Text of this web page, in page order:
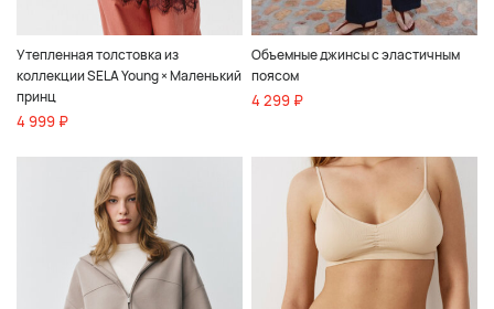
Утепленная толстовка из
коллекции SELA Young × Маленький
принц
4 999 ₽
Объемные джинсы с эластичным
поясом
4 299 ₽